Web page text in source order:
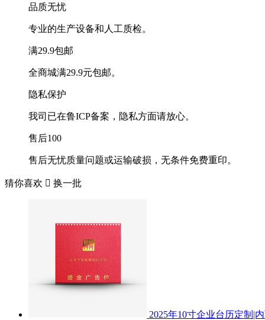
品质无忧
专业的生产设备和人工质检。
满29.9包邮
全商城满29.9元包邮。
隐私保护
我司已在鲁ICP备案，隐私方面请放心。
售后100
售后无忧质量问题或运输破损，无条件免费重印。
猜你喜欢  换一批
2025年10寸企业台历定制|